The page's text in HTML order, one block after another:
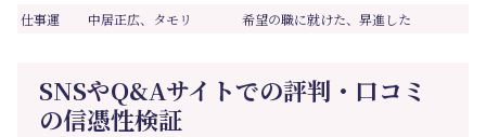
仕事運 中居正広、タモリ 希望の職に就けた、昇進した
SNSやQ&Aサイトでの評判・口コミ
の信憑性検証